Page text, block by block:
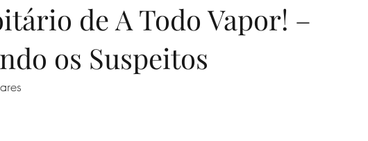
de A Todo Vapor! –
os Suspeitos